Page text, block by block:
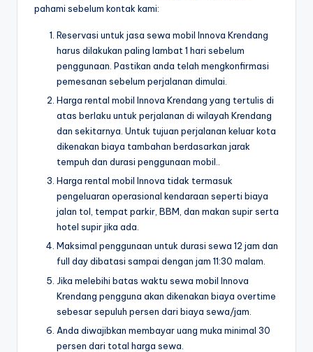
pahami sebelum kontak kami:
Reservasi untuk jasa sewa mobil Innova Krendang
harus dilakukan paling lambat 1 hari sebelum
penggunaan. Pastikan anda telah mengkonfirmasi
pemesanan sebelum perjalanan dimulai.
Harga rental mobil Innova Krendang yang tertulis di
atas berlaku untuk perjalanan di wilayah Krendang
dan sekitarnya. Untuk tujuan perjalanan keluar kota
dikenakan biaya tambahan berdasarkan jarak
tempuh dan durasi penggunaan mobil..
Harga rental mobil Innova tidak termasuk
pengeluaran operasional kendaraan seperti biaya
jalan tol, tempat parkir, BBM, dan makan supir serta
hotel supir jika ada.
Maksimal penggunaan untuk durasi sewa 12 jam dan
full day dibatasi sampai dengan jam 11:30 malam.
Jika melebihi batas waktu sewa mobil Innova
Krendang pengguna akan dikenakan biaya overtime
sebesar sepuluh persen dari biaya sewa/jam.
Anda diwajibkan membayar uang muka minimal 30
persen dari total harga sewa.